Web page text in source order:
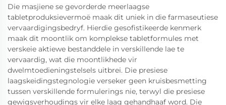
Die masjiene se gevorderde meerlaagse
tabletproduksievermoë maak dit uniek in die farmaseutiese
vervaardigingsbedryf. Hierdie gesofistikeerde kenmerk
maak dit moontlik om komplekse tabletformules met
verskeie aktiewe bestanddele in verskillende lae te
vervaardig, wat die moontlikhede vir
dwelmtoedieningstelsels uitbrei. Die presiese
laagskeidingstegnologie verseker geen kruisbesmetting
tussen verskillende formulerings nie, terwyl die presiese
gewigsverhoudings vir elke laag gehandhaaf word. Die